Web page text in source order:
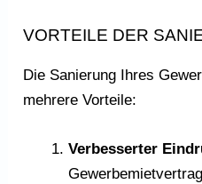
VORTEILE DER
Die Sanierung Ihres
mehrere Vorteile:
Verbesserter